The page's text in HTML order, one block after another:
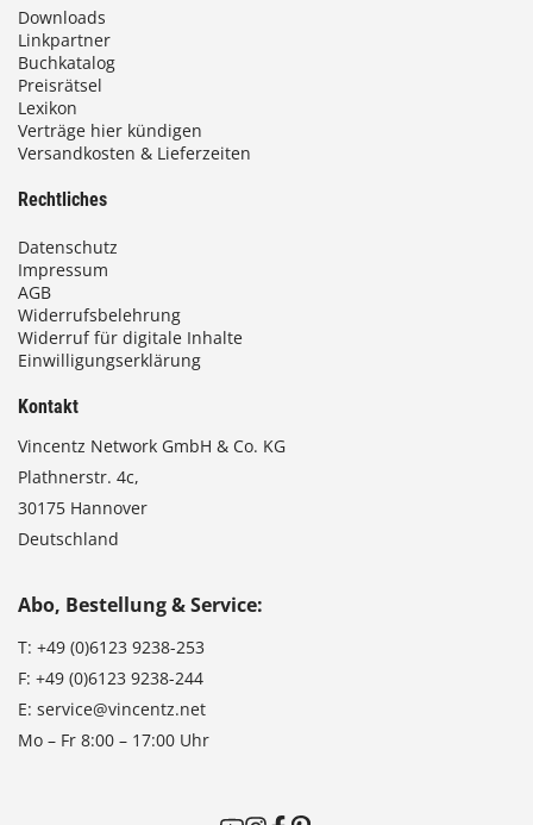
Downloads
Linkpartner
Buchkatalog
Preisrätsel
Lexikon
Verträge hier kündigen
Versandkosten & Lieferzeiten
Rechtliches
Datenschutz
Impressum
AGB
Widerrufsbelehrung
Widerruf für digitale Inhalte
Einwilligungserklärung
Kontakt
Vincentz Network GmbH & Co. KG
Plathnerstr. 4c,
30175 Hannover
Deutschland
Abo, Bestellung & Service:
T: +49 (0)6123 9238-253
F: +49 (0)6123 9238-244
E: service@vincentz.net
Mo – Fr 8:00 – 17:00 Uhr